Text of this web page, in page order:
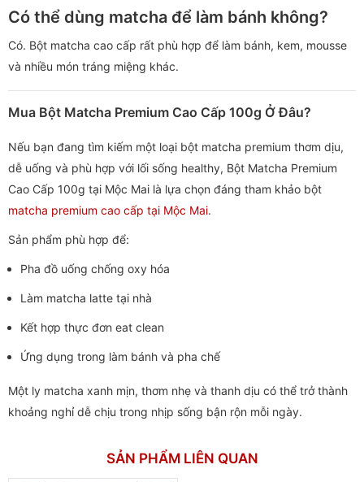
Có thể dùng matcha để làm bánh không?
Có. Bột matcha cao cấp rất phù hợp để làm bánh, kem, mousse
và nhiều món tráng miệng khác.
Mua Bột Matcha Premium Cao Cấp 100g Ở Đâu?
Nếu bạn đang tìm kiếm một loại bột matcha premium thơm dịu,
dễ uống và phù hợp với lối sống healthy, Bột Matcha Premium
Cao Cấp 100g tại Mộc Mai là lựa chọn đáng tham khảo bột
matcha premium cao cấp tại Mộc Mai.
Sản phẩm phù hợp để:
Pha đồ uống chống oxy hóa
Làm matcha latte tại nhà
Kết hợp thực đơn eat clean
Ứng dụng trong làm bánh và pha chế
Một ly matcha xanh mịn, thơm nhẹ và thanh dịu có thể trở thành
khoảng nghỉ dễ chịu trong nhịp sống bận rộn mỗi ngày.
SẢN PHẨM LIÊN QUAN